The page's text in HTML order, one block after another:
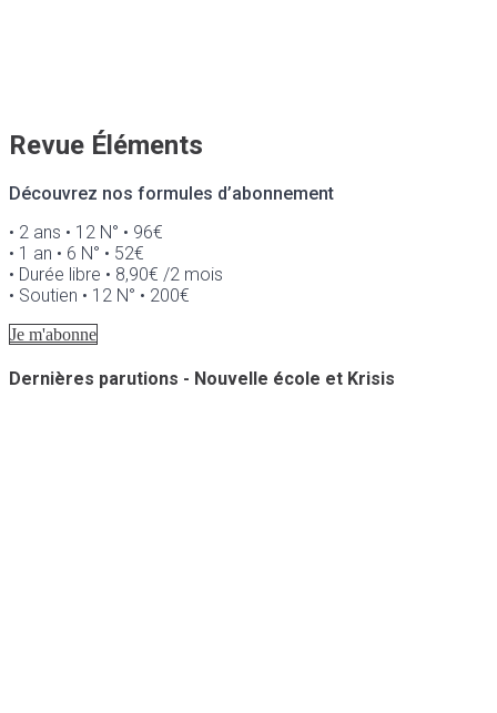
Revue Éléments
Découvrez nos formules d’abonnement
• 2 ans • 12 N° • 96€
• 1 an • 6 N° • 52€
• Durée libre • 8,90€ /2 mois
• Soutien • 12 N° • 200€
Je m'abonne
Dernières parutions - Nouvelle école et Krisis